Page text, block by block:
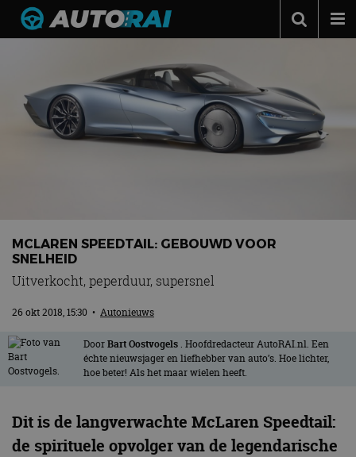
Podcast
Autotests
Automerken
MCLAREN SPEEDTAIL: GEBOUWD VOOR
SNELHEID
Uitverkocht, peperduur, supersnel
26 okt 2018, 15:30 • Autonieuws
DoorBart Oostvogels . Hoofdredacteur AutoRAI.nl. Een
échte nieuwsjager en liefhebber van auto’s. Hoe lichter,
hoe beter! Als het maar wielen heeft.
Dit is de langverwachte McLaren Speedtail:
de spirituele opvolger van de legendarische